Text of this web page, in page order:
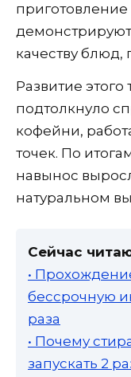
качеству
Развитие
подтолкнуло
кофейни,
точек. По
навынос
натуральном
Сейчас
•
бессрочную
раза
• Почему
запускать 2